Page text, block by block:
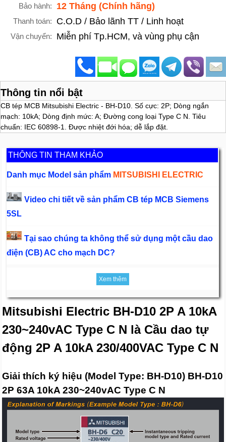
Bảo hành: 12 Tháng (Chính hãng)
Thanh toán: C.O.D / Bảo lãnh TT / Linh hoạt
Vận chuyển: Miễn phí Tp.HCM, và vùng phụ cận
Thông tin nổi bật
CB tép MCB Mitsubishi Electric - BH-D10. Số cực: 2P; Dòng ngắn
mạch: 10kA; Dòng định mức: A; Đường cong loại Type C N. Tiêu
chuẩn: IEC 60898-1. Được nhiệt đới hóa; dễ lắp đặt.
THÔNG TIN THAM KHẢO
Danh mục Model sản phẩm MITSUBISHI ELECTRIC
Video chi tiết về sản phẩm CB tép MCB Siemens
5SL
Tại sao chúng ta không thể sử dụng một cầu dao
điện (CB) AC cho mạch DC?
Xem thêm
Mitsubishi Electric BH-D10 2P A 10kA
230~240vAC Type C N là Cầu dao tự
động 2P A 10kA 230/400VAC Type C N
Giải thích ký hiệu (Model Type: BH-D10) BH-D10
2P 63A 10kA 230~240vAC Type C N